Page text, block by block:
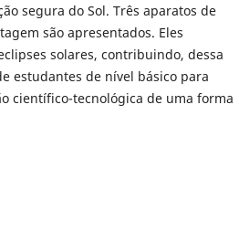
segura do Sol. Três aparatos de
são apresentados. Eles
solares, contribuindo, dessa
estudantes de nível básico para
científico-tecnológica de uma forma